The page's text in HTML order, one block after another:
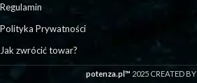
Regulamin
Polityka Prywatności
Jak zwrócić towar?
potenza.pl™ 2025 CREATED BY